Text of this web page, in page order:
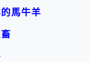
馬牛羊